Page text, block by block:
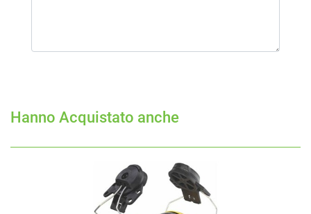
Hanno Acquistato anche